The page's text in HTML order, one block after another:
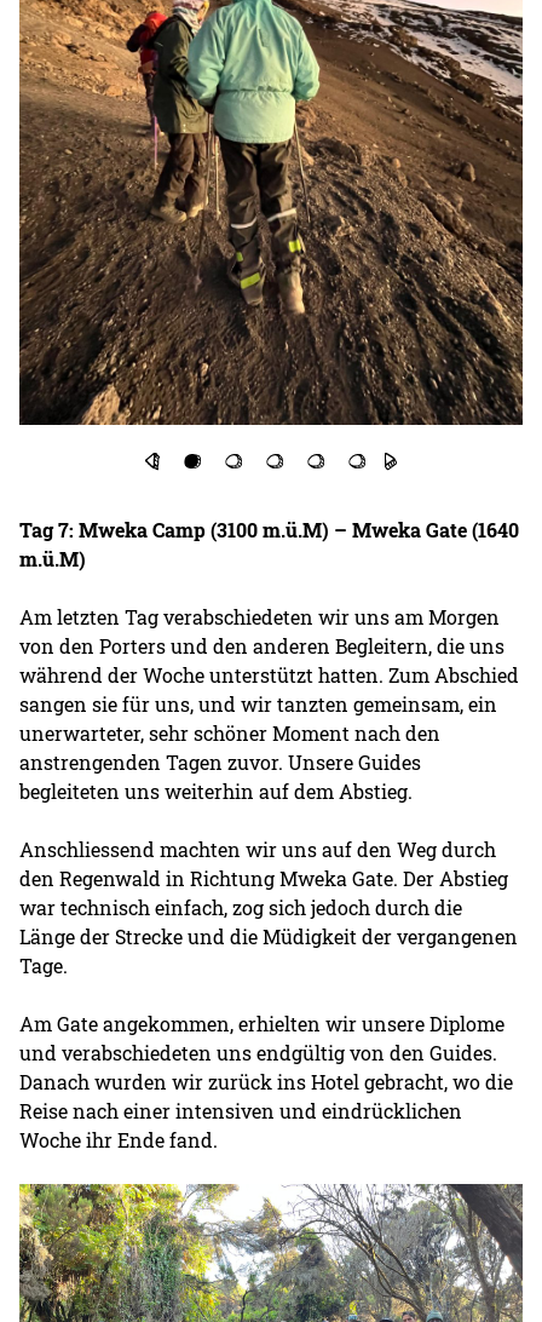
Tag 7: Mweka Camp (3100 m.ü.M) – Mweka Gate (1640
m.ü.M)
Am letzten Tag verabschiedeten wir uns am Morgen
von den Porters und den anderen Begleitern, die uns
während der Woche unterstützt hatten. Zum Abschied
sangen sie für uns, und wir tanzten gemeinsam, ein
unerwarteter, sehr schöner Moment nach den
anstrengenden Tagen zuvor. Unsere Guides
begleiteten uns weiterhin auf dem Abstieg.
Anschliessend machten wir uns auf den Weg durch
den Regenwald in Richtung Mweka Gate. Der Abstieg
war technisch einfach, zog sich jedoch durch die
Länge der Strecke und die Müdigkeit der vergangenen
Tage.
Am Gate angekommen, erhielten wir unsere Diplome
und verabschiedeten uns endgültig von den Guides.
Danach wurden wir zurück ins Hotel gebracht, wo die
Reise nach einer intensiven und eindrücklichen
Woche ihr Ende fand.